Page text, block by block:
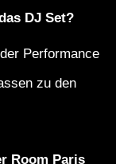
DJ Set?
Performance
zu den
Room Paris